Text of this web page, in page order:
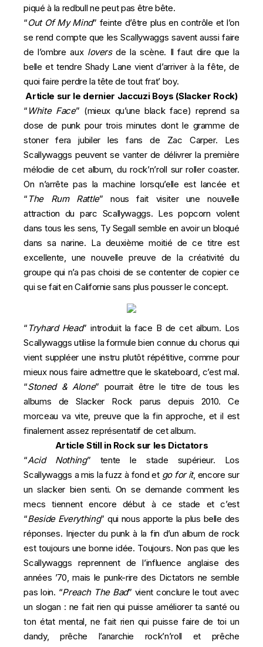
piqué à la redbull ne peut pas être bête.
“Out Of My Mind” feinte d’être plus en contrôle et l’on
se rend compte que les Scallywaggs savent aussi faire
de l’ombre aux loversde la scène. Il faut dire que la
belle et tendre Shady Lane vient d’arriver à la fête, de
quoi faire perdre la tête de tout frat’ boy.
Article sur le dernier Jaccuzi Boys (Slacker Rock)
“ White Face” (mieux qu’une black face) reprend sa
dose de punk pour trois minutes dont le gramme de
stoner fera jubiler les fans de Zac Carper. Les
Scallywaggs peuvent se vanter de délivrer la première
mélodie de cet album, du rock’n’roll sur roller coaster.
On n’arrête pas la machine lorsqu’elle est lancée et
“ The Rum Rattle” nous fait visiter une nouvelle
attraction du parc Scallywaggs. Les popcorn volent
dans tous les sens, Ty Segall semble en avoir un bloqué
dans sa narine. La deuxième moitié de ce titre est
excellente, une nouvelle preuve de la créativité du
groupe qui n’a pas choisi de se contenter de copier ce
qui se fait en Californie sans plus pousser le concept.
“ Tryhard Head” introduit la face B de cet album. Los
Scallywaggs utilise la formule bien connue du chorus qui
vient suppléer une instru plutôt répétitive, comme pour
mieux nous faire admettre que le skateboard, c’est mal.
“Stoned & Alone” pourrait être le titre de tous les
albums de Slacker Rock parus depuis 2010. Ce
morceau va vite, preuve que la fin approche, et il est
finalement assez représentatif de cet album.
Article Still in Rock sur les Dictators
“Acid Nothing” tente le stade supérieur. Los
Scallywaggs a mis la fuzz à fond et go for it, encore sur
un slacker bien senti. On se demande comment les
mecs tiennent encore début à ce stade et c’est
“Beside Everything” qui nous apporte la plus belle des
réponses. Injecter du punk à la fin d’un album de rock
est toujours une bonne idée. Toujours. Non pas que les
Scallywaggs reprennent de l’influence anglaise des
années ’70, mais le punk-rire des Dictators ne semble
pas loin. “Preach The Bad” vient conclure le tout avec
un slogan : ne fait rien qui puisse améliorer ta santé ou
ton état mental, ne fait rien qui puisse faire de toi un
dandy, prêche l’anarchie rock’n’roll et prêche